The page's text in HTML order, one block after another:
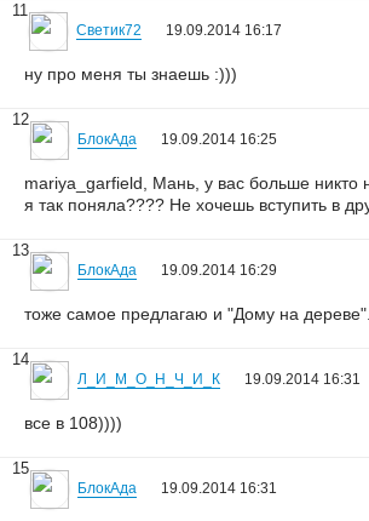
11
Светик72 19.09.2014 16:17
ну про меня ты знаешь :)))
12
БлокАда 19.09.2014 16:25
mariya_garfield, Мань, у вас больше никто
я так поняла???? Не хочешь вступить в
13
БлокАда 19.09.2014 16:29
тоже самое предлагаю и "Дому на дереве"..
14
Л_И_М_О_Н_Ч_И_К 19.09.2014 16:31
все в 108))))
15
БлокАда 19.09.2014 16:31